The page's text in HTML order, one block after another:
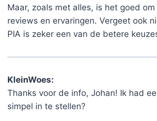
Maar, zoals met alles, is het goed
reviews en ervaringen. Vergeet ook
PIA is zeker een van de betere
KleinWoes:
Thanks voor de info, Johan! Ik had
simpel in te stellen?